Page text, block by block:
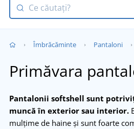
Îmbrăcăminte Pantaloni
Primăvara
Pantalonii softshell sunt
muncă în exterior sau interior.
mulțime de haine și sunt foarte